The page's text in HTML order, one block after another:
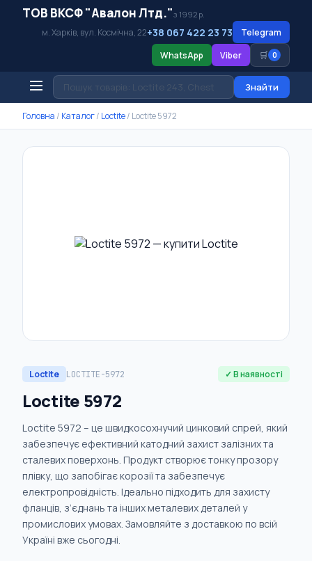
ТОВ ВКСФ "Авалон Лтд."з 1992 р.
м. Харків, вул. Космічна, 22+38 067 422 23 73
Telegram
WhatsApp
Viber 🛒 0
Знайти
Головна / Каталог/ Loctite/ Loctite 5972
Loctite LOCTITE-5972 ✓ В наявності
Loctite 5972
Loctite 5972 – це швидкосохнучий цинковий спрей, який
забезпечує ефективний катодний захист залізних та
сталевих поверхонь. Продукт створює тонку прозору
плівку, що запобігає корозії та забезпечує
електропровідність. Ідеально підходить для захисту
фланців, з’єднань та інших металевих деталей у
промислових умовах. Замовляйте з доставкою по всій
Україні вже сьогодні.